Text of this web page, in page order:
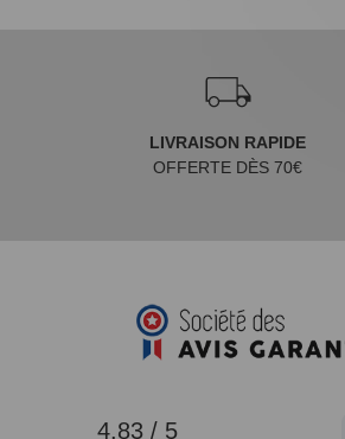
LIVRAISON RAPIDE
OFFERTE DÈS 70€
4.83 / 5